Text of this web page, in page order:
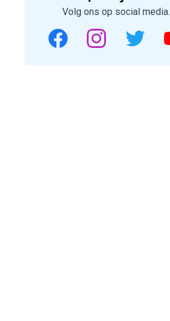
Volg ons op social media.